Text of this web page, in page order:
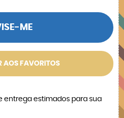
ME
AOS FAVORITOS
entrega estimados para sua